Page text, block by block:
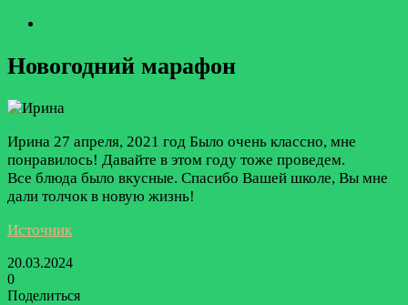
Новогодний марафон
Ирина 27 апреля, 2021 год Было очень классно, мне
понравилось! Давайте в этом году тоже проведем.
Все блюда было вкусные. Спасибо Вашей школе, Вы мне
дали толчок в новую жизнь!
Источник
20.03.2024
0
Поделиться